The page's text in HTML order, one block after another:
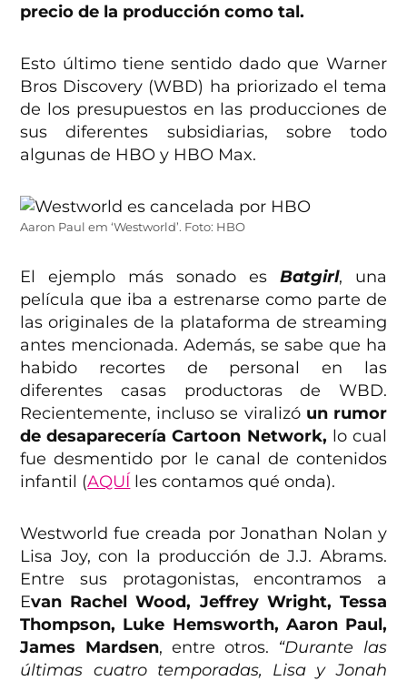
precio de la producción como tal.
Esto último tiene sentido dado que Warner
Bros Discovery (WBD) ha priorizado el tema
de los presupuestos en las producciones de
sus diferentes subsidiarias, sobre todo
algunas de HBO y HBO Max.
Aaron Paul em ‘Westworld’. Foto: HBO
El ejemplo más sonado es Batgirl, una
película que iba a estrenarse como parte de
las originales de la plataforma de streaming
antes mencionada. Además, se sabe que ha
habido recortes de personal en las
diferentes casas productoras de WBD.
Recientemente, incluso se viralizó un rumor
de desaparecería Cartoon Network, lo cual
fue desmentido por le canal de contenidos
infantil (AQUÍ les contamos qué onda).
Westworld fue creada por Jonathan Nolan y
Lisa Joy, con la producción de J.J. Abrams.
Entre sus protagonistas, encontramos a
Evan Rachel Wood, Jeffrey Wright, Tessa
Thompson, Luke Hemsworth, Aaron Paul,
James Mardsen, entre otros. “Durante las
últimas cuatro temporadas, Lisa y Jonah